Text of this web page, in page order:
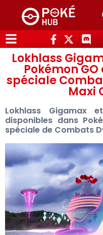
Lokhlass
Pokémon
spéciale
Maxi
Lokhlass Gigamax
disponibles dans
spéciale de Combats